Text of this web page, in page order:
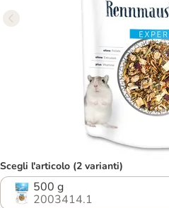
Scegli l'articolo (2 varianti)
500 g
2003414.1